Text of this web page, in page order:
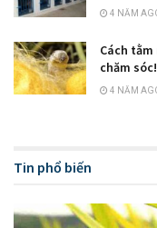
4 NĂM
Cách
chăm sóc!
4 NĂM
Tin phổ biến